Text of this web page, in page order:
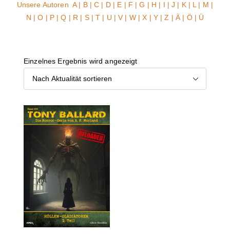
Unsere AutorenA| B|C | D| E | F |G | H | I |J | K| L | M |
N |O | P|Q | R | S|T | U | V | W| X | Y | Z | Ä | Ö | Ü
Einzelnes Ergebnis wird angezeigt